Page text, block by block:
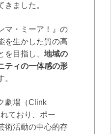
きました。
マ・ミーア！』の
を生かした質の高
を目指し、 地域の
ティの一体感の形
劇場（Clink
ており、ポー
術活動の中心的存